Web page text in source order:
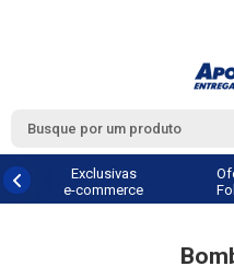
Exclusivas
e-commerce